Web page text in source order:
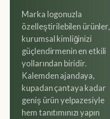
Marka logonuzla
özelleştirilebilen ürünler,
kurumsal kimliğinizi
güçlendirmenin en etkili
yollarından biridir.
Kalemden ajandaya,
kupadan çantaya kadar
geniş ürün yelpazesiyle
hem tanıtımınızı yapın